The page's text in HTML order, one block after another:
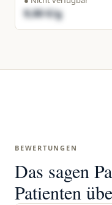
9,00 €/g
BEWERTUNGEN
Das sagen
Patienten